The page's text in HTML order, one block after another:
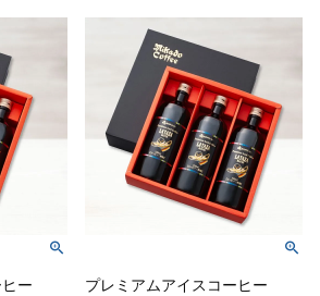
ー
プレミアムアイスコーヒー